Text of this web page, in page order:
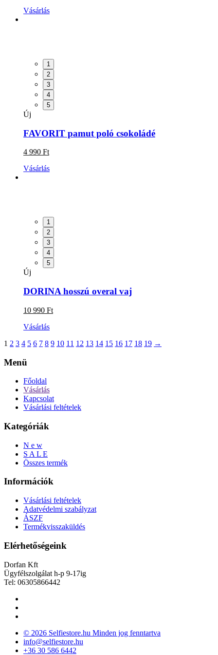
Vásárlás
1
2
3
4
5
Új
FAVORIT pamut poló csokoládé
4 990 Ft
Vásárlás
1
2
3
4
5
Új
DORINA hosszú overal vaj
10 990 Ft
Vásárlás
1 2 3 4 5 6 7 8 9 10 11 12 13 14 15 16 17 18 19 →
Menü
Főoldal
Vásárlás
Kapcsolat
Vásárlási feltételek
Kategóriák
N e w
S A L E
Összes termék
Információk
Vásárlási feltételek
Adatvédelmi szabályzat
ÁSZF
Termékvisszaküldés
Elérhetőségeink
Dorfan Kft
Ügyfélszolgálat h-p 9-17ig
Tel: 06305866442
© 2026 Selfiestore.hu Minden jog fenntartva
info@selfiestore.hu
+36 30 586 6442